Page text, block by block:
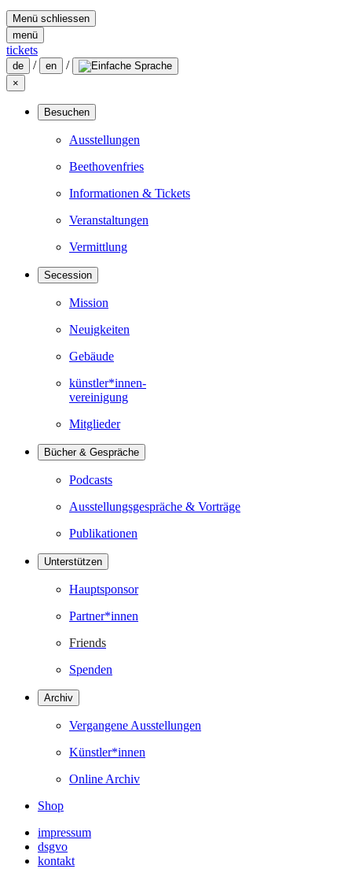
Menü schliessen
menü
tickets
de / en /
×
Besuchen
Ausstellungen
Beethovenfries
Informationen & Tickets
Veranstaltungen
Vermittlung
Secession
Mission
Neuigkeiten
Gebäude
künstler*innen-
vereinigung
Mitglieder
Bücher & Gespräche
Podcasts
Ausstellungsgespräche & Vorträge
Publikationen
Unterstützen
Hauptsponsor
Partner*innen
Friends
Spenden
Archiv
Vergangene Ausstellungen
Künstler*innen
Online Archiv
Shop
impressum
dsgvo
kontakt